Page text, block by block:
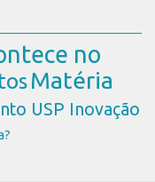
no
Matéria
USP Inovação